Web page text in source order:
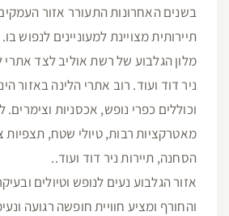
בשנים האחרונות התעורר אזור
תיירותית מצויינת למעוניינים לנפוש
מלון הגלבוע של רשת אוליב לצד אתרי
ניר דוד ועוד. רוב אתרי הלינה באזור
וכוללים כפרי נופש, אכסניות וצימרים.
מאטרקציות רבות, טיולי שטח, תצפיות
הסחנה, תיירות ניר דוד ועוד..
אזור הגלבוע נעים לנופש וטיולים
והחורף ומציע חוויית חופשה רגועה